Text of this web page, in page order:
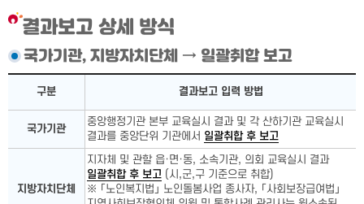
결과보고 상세 방식
국가기관, 지방자치단체 → 일괄취합 보고
구분 결과보고 입력 방법
국가기관
중앙행정기관 본부 교육실시 결과 및 각 산하기관 교육실시
결과를 중앙단위 기관에서 일괄취합 후 보고
지방자치단체
지자체 및 관할 읍·면·동, 소속기관, 의회 교육실시 결과
일괄취합 후 보고 (시,군,구 기준으로 취합)
※ 「노인복지법」 노인돌봄사업 종사자, 「사회보장급여법」